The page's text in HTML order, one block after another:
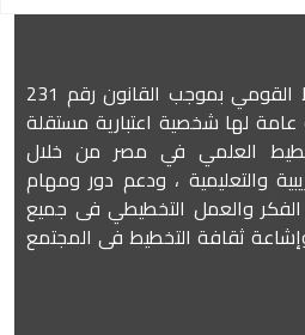
تأسس معهد التخطيط القومي بموجب القانون رقم 231
عامة لها شخصية اعتبارية مستقلة
العلمي في مصر من خلال
والتعليمية ، ودعم دور ومهام
الفكر والعمل التخطيطي فى جميع
ثقافة التخطيط فى المجتمع